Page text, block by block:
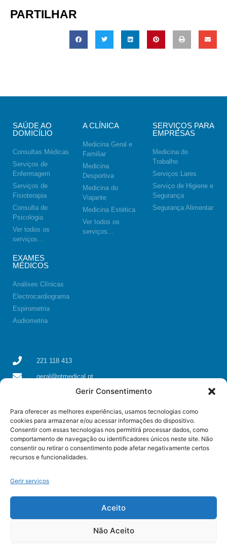
Gerir Consentimento
Para oferecer as melhores experiências, usamos tecnologias como
cookies para armazenar e/ou acessar informações do dispositivo.
Consentir com essas tecnologias nos permitirá processar dados, como
comportamento de navegação ou identificadores únicos neste site. Não
consentir ou retirar o consentimento pode afetar negativamente certos
recursos e funcionalidades.
Gerir serviços
Aceito
Não Aceito
PARTILHAR
SAÚDE AO
DOMICÍLIO
Consultas Médicas
Serviços de
Enfermagem
Serviços de
Fisioterapia
Consulta de
Psicologia
Ver todos os
serviços...
A CLÍNICA
Medicina Geral e
Familiar
Medicina
Desportiva
Medicina do
Viajante
Medicina Estética
Ver todos os
serviços...
SERVIÇOS PARA
EMPRESAS
Medicina do
Trabalho
Serviços Lares
Serviço de Higiene e
Segurança
Segurança Alimentar
EXAMES
MÉDICOS
Análises Clínicas
Electrocardiograma
Espirometria
Audiometria
221 118 413
geral@ptmedical.pt
Rua dos Coriscos 39, 4425-051 Águas Santas, Maia